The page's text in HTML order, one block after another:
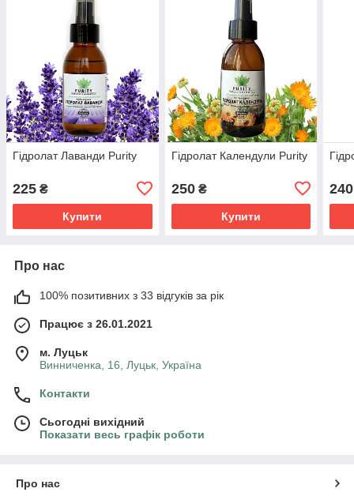
Гідролат Лаванди Purity
225 ₴
Купити
Гідролат Календули Purity
250₴
Купити
240
Про нас
100% позитивних з 33 відгуків за рік
Працює з 26.01.2021
м. Луцьк
Винниченка, 16, Луцьк, Україна
Контакти
Сьогодні вихідний
Показати весь графік роботи
Про нас